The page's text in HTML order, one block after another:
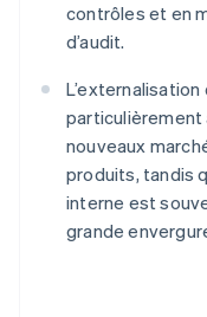
contrôles et en
d’audit.
particulièrement
nouveaux
produits, tandis
interne est
grande